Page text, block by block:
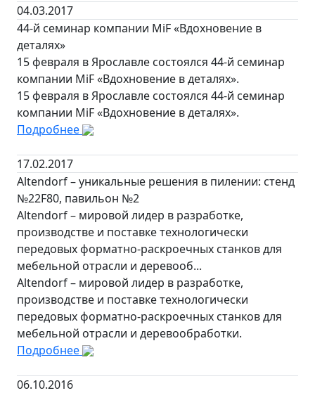
04.03.2017
44-й семинар компании MiF «Вдохновение в
деталях»
15 февраля в Ярославле состоялся 44-й семинар
компании MiF «Вдохновение в деталях».
15 февраля в Ярославле состоялся 44-й семинар
компании MiF «Вдохновение в деталях».
Подробнее
17.02.2017
Altendorf – уникальные решения в пилении: стенд
№22F80, павильон №2
Altendorf – мировой лидер в разработке,
производстве и поставке технологически
передовых форматно-раскроечных станков для
мебельной отрасли и деревооб...
Altendorf – мировой лидер в разработке,
производстве и поставке технологически
передовых форматно-раскроечных станков для
мебельной отрасли и деревообработки.
Подробнее
06.10.2016